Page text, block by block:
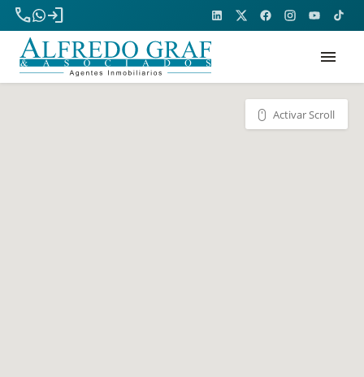
phone
login
menu
Activar Scroll